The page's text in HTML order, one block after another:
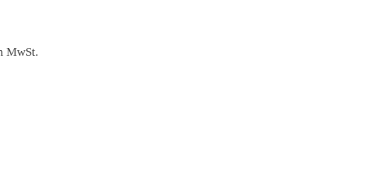
MwSt.